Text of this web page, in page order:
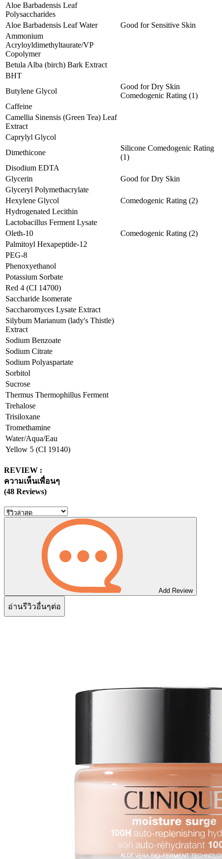
Aloe Barbadensis Leaf
Polysaccharides
Aloe Barbadensis Leaf Water
Good for Sensitive Skin
Ammonium
Acryloyldimethyltaurate/VP
Copolymer
Betula Alba (birch) Bark Extract
BHT
Butylene Glycol
Good for Dry Skin
Comedogenic Rating (1)
Caffeine
Camellia Sinensis (Green Tea) Leaf
Extract
Caprylyl Glycol
Dimethicone
Silicone Comedogenic Rating
(1)
Disodium EDTA
Glycerin
Good for Dry Skin
Glyceryl Polymethacrylate
Hexylene Glycol
Comedogenic Rating (2)
Hydrogenated Lecithin
Lactobacillus Ferment Lysate
Oleth-10
Comedogenic Rating (2)
Palmitoyl Hexapeptide-12
PEG-8
Phenoxyethanol
Potassium Sorbate
Red 4 (CI 14700)
Saccharide Isomerate
Saccharomyces Lysate Extract
Silybum Marianum (lady's Thistle)
Extract
Sodium Benzoate
Sodium Citrate
Sodium Polyaspartate
Sorbitol
Sucrose
Thermus Thermophillus Ferment
Trehalose
Trisiloxane
Tromethamine
Water/Aqua/Eau
Yellow 5 (CI 19140)
REVIEW :
ความเห็นเพื่อนๆ
(48 Reviews)
Add Review
อ่านรีวิวอื่นๆต่อ